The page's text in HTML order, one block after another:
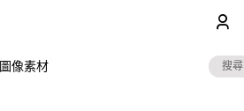
圖像素材